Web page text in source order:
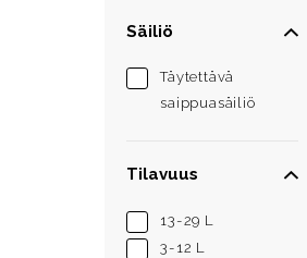
Säiliö
Täytettävä
saippuasäiliö
Tilavuus
13-29 L
3-12 L